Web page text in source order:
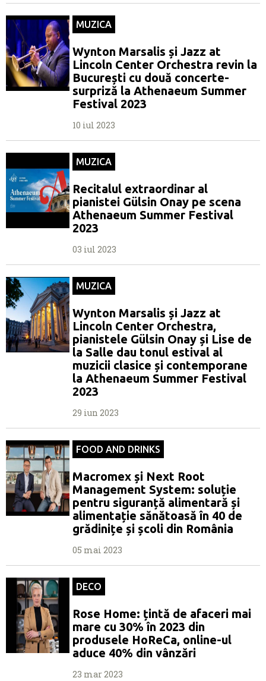
MUZICA
Wynton Marsalis și Jazz at
Lincoln Center Orchestra revin la
București cu două concerte-
surpriză la Athenaeum Summer
Festival 2023
10 iul 2023
MUZICA
Recitalul extraordinar al
pianistei Gülsin Onay pe scena
Athenaeum Summer Festival
2023
03 iul 2023
MUZICA
Wynton Marsalis și Jazz at
Lincoln Center Orchestra,
pianistele Gülsin Onay și Lise de
la Salle dau tonul estival al
muzicii clasice și contemporane
la Athenaeum Summer Festival
2023
29 iun 2023
FOOD AND DRINKS
Macromex și Next Root
Management System: soluție
pentru siguranță alimentară și
alimentație sănătoasă în 40 de
grădinițe și școli din România
05 mai 2023
DECO
Rose Home: țintă de afaceri mai
mare cu 30% în 2023 din
produsele HoReCa, online-ul
aduce 40% din vânzări
23 mar 2023